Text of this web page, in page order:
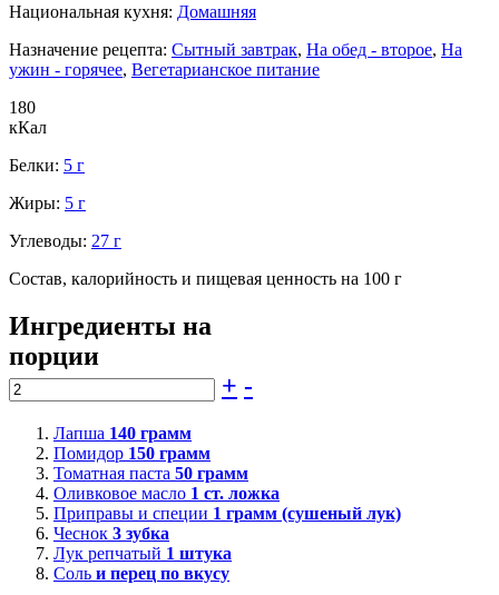
Национальная кухня: Домашняя
Назначение рецепта: Сытный завтрак, На обед - второе, На
ужин - горячее, Вегетарианское питание
180
кКал
Белки: 5 г
Жиры: 5 г
Углеводы: 27 г
Состав, калорийность и пищевая ценность на 100 г
Ингредиенты на
порции
+ -
Лапша 140 грамм
Помидор 150 грамм
Томатная паста 50 грамм
Оливковое масло 1 ст. ложка
Приправы и специи 1 грамм (сушеный лук)
Чеснок 3 зубка
Лук репчатый 1 штука
Соль и перец по вкусу